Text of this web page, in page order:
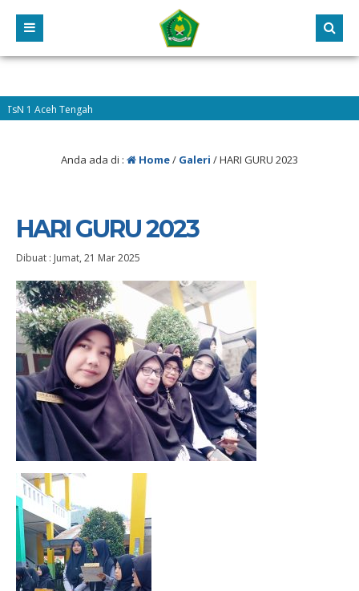
Anda ada di : Home/ Galeri /HARI GURU 2023
HARI GURU 2023
Dibuat : Jumat, 21 Mar 2025